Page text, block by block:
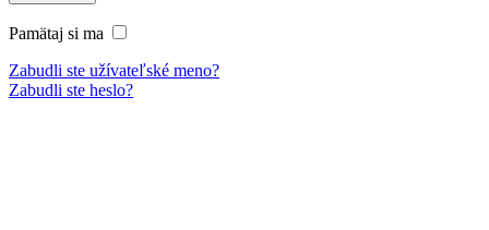
Pamätaj si ma
Zabudli ste užívateľské meno?
Zabudli ste heslo?